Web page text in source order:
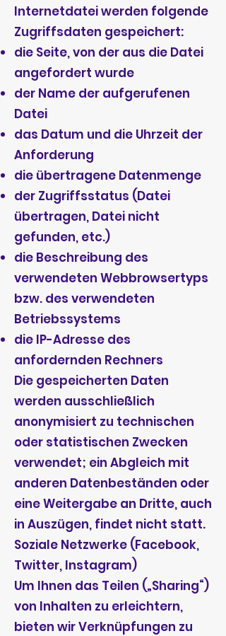
Internetdatei werden folgende
Zugriffsdaten gespeichert:
die Seite, von der aus die Datei
angefordert wurde
der Name der aufgerufenen
Datei
das Datum und die Uhrzeit der
Anforderung
die übertragene Datenmenge
der Zugriffsstatus (Datei
übertragen, Datei nicht
gefunden, etc.)
die Beschreibung des
verwendeten Webbrowsertyps
bzw. des verwendeten
Betriebssystems
die IP-Adresse des
anfordernden Rechners
Die gespeicherten Daten
werden ausschließlich
anonymisiert zu technischen
oder statistischen Zwecken
verwendet; ein Abgleich mit
anderen Datenbeständen oder
eine Weitergabe an Dritte, auch
in Auszügen, findet nicht statt.
Soziale Netzwerke (Facebook,
Twitter, Instagram)
Um Ihnen das Teilen („Sharing“)
von Inhalten zu erleichtern,
bieten wir Verknüpfungen zu